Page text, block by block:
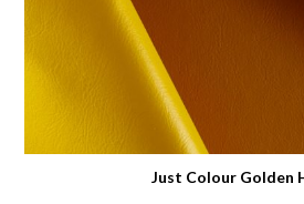
Just Colour Golden